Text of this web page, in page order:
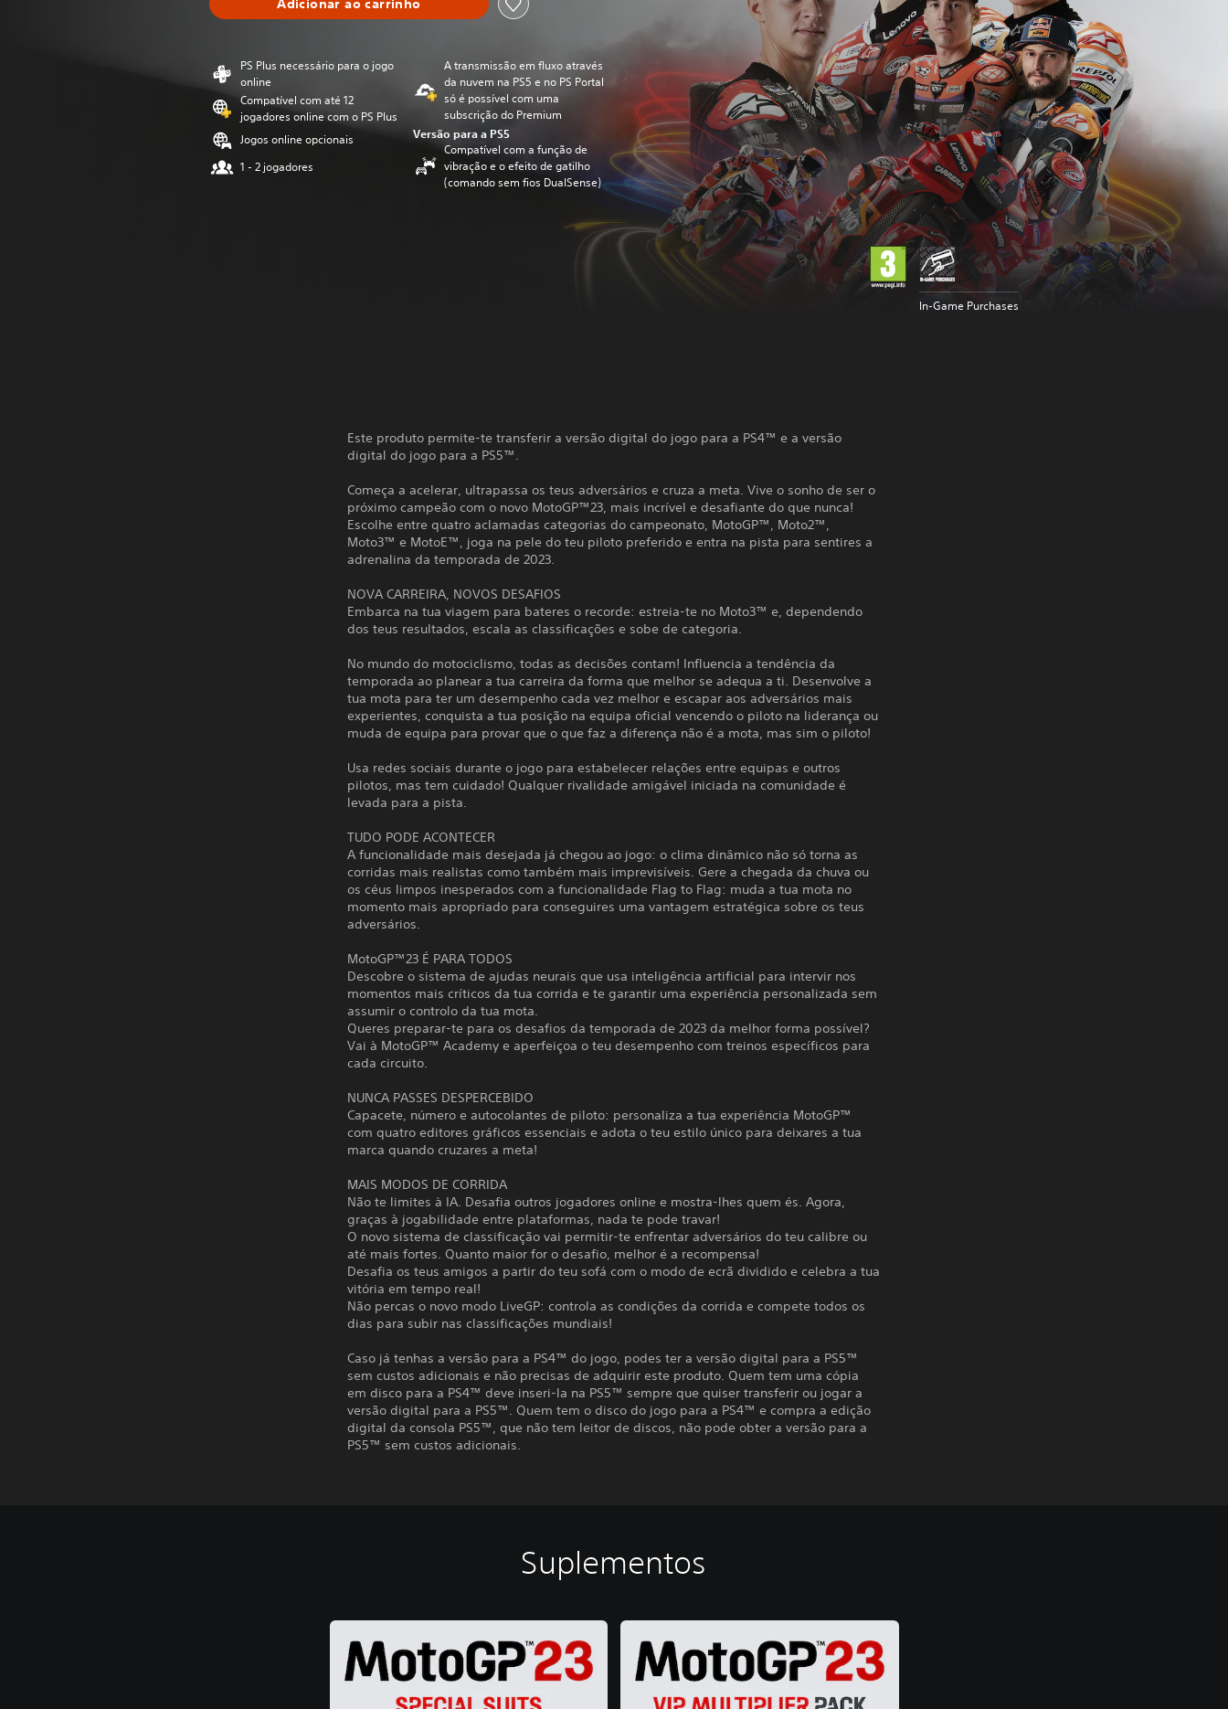
PS Plus necessário para o jogo
online
Compatível com até 12
jogadores online com o PS Plus
Jogos online opcionais
1 - 2 jogadores
A transmissão em fluxo através
da nuvem na PS5 e no PS Portal
só é possível com uma
subscrição do Premium
Versão para a PS5
Compatível com a função de
vibração e o efeito de gatilho
(comando sem fios DualSense)
In-Game Purchases
Este produto permite-te transferir a versão digital do jogo para a PS4™ e a versão
digital do jogo para a PS5™.
Começa a acelerar, ultrapassa os teus adversários e cruza a meta. Vive o sonho de ser o
próximo campeão com o novo MotoGP™23, mais incrível e desafiante do que nunca!
Escolhe entre quatro aclamadas categorias do campeonato, MotoGP™, Moto2™,
Moto3™ e MotoE™, joga na pele do teu piloto preferido e entra na pista para sentires a
adrenalina da temporada de 2023.
NOVA CARREIRA, NOVOS DESAFIOS
Embarca na tua viagem para bateres o recorde: estreia-te no Moto3™ e, dependendo
dos teus resultados, escala as classificações e sobe de categoria.
No mundo do motociclismo, todas as decisões contam! Influencia a tendência da
temporada ao planear a tua carreira da forma que melhor se adequa a ti. Desenvolve a
tua mota para ter um desempenho cada vez melhor e escapar aos adversários mais
experientes, conquista a tua posição na equipa oficial vencendo o piloto na liderança ou
muda de equipa para provar que o que faz a diferença não é a mota, mas sim o piloto!
Usa redes sociais durante o jogo para estabelecer relações entre equipas e outros
pilotos, mas tem cuidado! Qualquer rivalidade amigável iniciada na comunidade é
levada para a pista.
TUDO PODE ACONTECER
A funcionalidade mais desejada já chegou ao jogo: o clima dinâmico não só torna as
corridas mais realistas como também mais imprevisíveis. Gere a chegada da chuva ou
os céus limpos inesperados com a funcionalidade Flag to Flag: muda a tua mota no
momento mais apropriado para conseguires uma vantagem estratégica sobre os teus
adversários.
MotoGP™23 É PARA TODOS
Descobre o sistema de ajudas neurais que usa inteligência artificial para intervir nos
momentos mais críticos da tua corrida e te garantir uma experiência personalizada sem
assumir o controlo da tua mota.
Queres preparar-te para os desafios da temporada de 2023 da melhor forma possível?
Vai à MotoGP™ Academy e aperfeiçoa o teu desempenho com treinos específicos para
cada circuito.
NUNCA PASSES DESPERCEBIDO
Capacete, número e autocolantes de piloto: personaliza a tua experiência MotoGP™
com quatro editores gráficos essenciais e adota o teu estilo único para deixares a tua
marca quando cruzares a meta!
MAIS MODOS DE CORRIDA
Não te limites à IA. Desafia outros jogadores online e mostra-lhes quem és. Agora,
graças à jogabilidade entre plataformas, nada te pode travar!
O novo sistema de classificação vai permitir-te enfrentar adversários do teu calibre ou
até mais fortes. Quanto maior for o desafio, melhor é a recompensa!
Desafia os teus amigos a partir do teu sofá com o modo de ecrã dividido e celebra a tua
vitória em tempo real!
Não percas o novo modo LiveGP: controla as condições da corrida e compete todos os
dias para subir nas classificações mundiais!
Caso já tenhas a versão para a PS4™ do jogo, podes ter a versão digital para a PS5™
sem custos adicionais e não precisas de adquirir este produto. Quem tem uma cópia
em disco para a PS4™ deve inseri-la na PS5™ sempre que quiser transferir ou jogar a
versão digital para a PS5™. Quem tem o disco do jogo para a PS4™ e compra a edição
digital da consola PS5™, que não tem leitor de discos, não pode obter a versão para a
PS5™ sem custos adicionais.
Suplementos